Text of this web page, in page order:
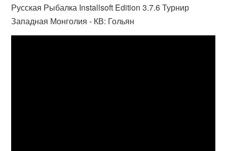
Русская Рыбалка Installsoft Edition 3.7.6 Турнир
Западная Монголия - КВ: Гольян